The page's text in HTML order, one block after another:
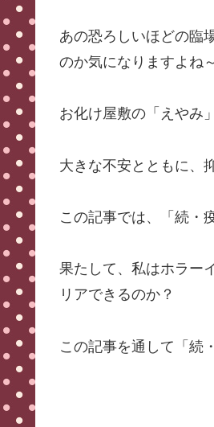
あの恐ろしいほどの臨
のか気になりますよね～
お化け屋敷の「えやみ
大きな不安とともに、
この記事では、「続・
果たして、私はホラー
リアできるのか？
この記事を通して「続